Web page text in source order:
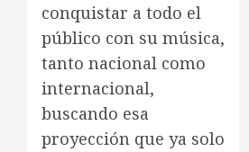
conquistar a todo el
público con su música,
tanto nacional como
internacional,
buscando esa
proyección que ya solo